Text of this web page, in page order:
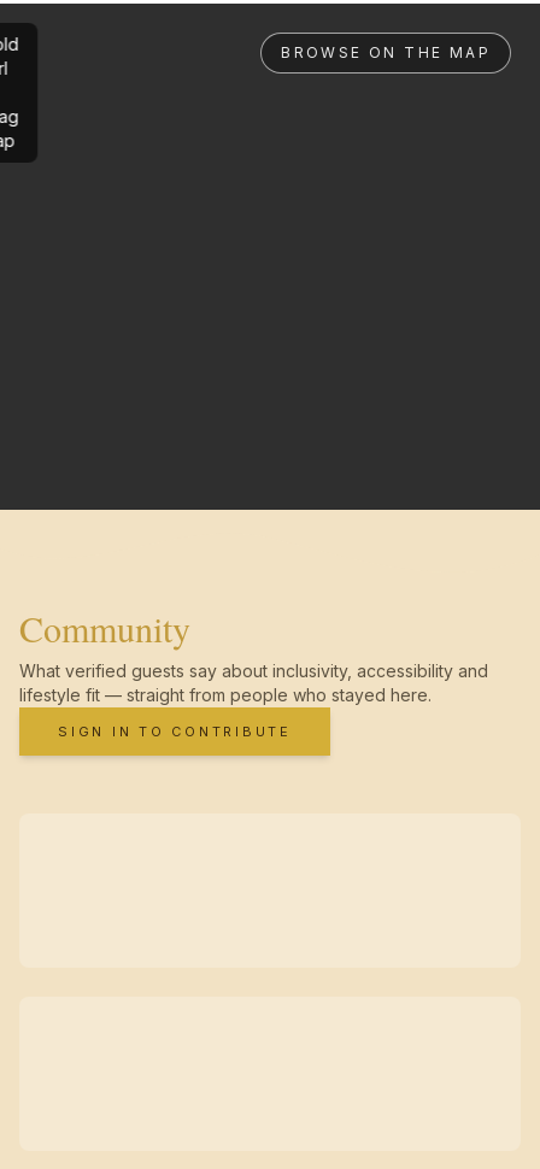
BROWSE ON THE MAP
Community
What verified guests say about inclusivity, accessibility and
lifestyle fit — straight from people who stayed here.
SIGN IN TO CONTRIBUTE